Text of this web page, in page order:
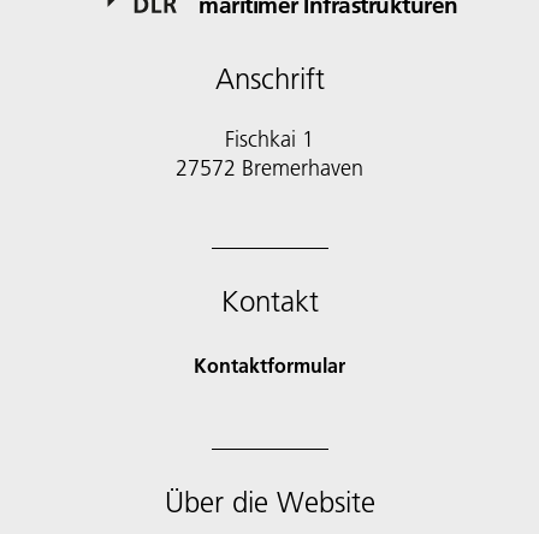
Anschrift
Fischkai 1
27572 Bremerhaven
Kontakt
Kontaktformular
Über die Website